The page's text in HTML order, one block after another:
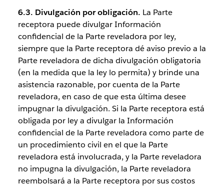
6.3. Divulgación por obligación. La Parte
receptora puede divulgar Información
confidencial de la Parte reveladora por ley,
siempre que la Parte receptora dé aviso previo a la
Parte reveladora de dicha divulgación obligatoria
(en la medida que la ley lo permita) y brinde una
asistencia razonable, por cuenta de la Parte
reveladora, en caso de que esta última desee
impugnar la divulgación. Si la Parte receptora está
obligada por ley a divulgar la Información
confidencial de la Parte reveladora como parte de
un procedimiento civil en el que la Parte
reveladora está involucrada, y la Parte reveladora
no impugna la divulgación, la Parte reveladora
reembolsará a la Parte receptora por sus costos